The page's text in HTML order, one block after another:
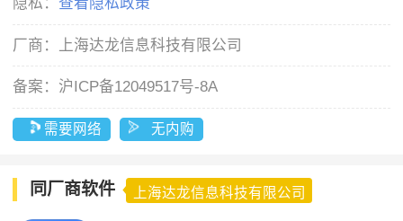
厂商： 上海达龙信息科技有限公司
备案： 沪ICP备12049517号-8A
需要网络 无内购
同厂商软件 上海达龙信息科技有限公司